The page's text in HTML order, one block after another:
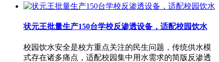
状元王批量生产150台学校反渗透设备，适配校园饮水
校园饮水安全是校方重点关注的民生问题，传统供水模
式存在诸多痛点，适配校园集中用水需求的简版反渗透